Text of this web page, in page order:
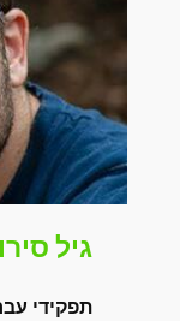
גיל
תפקידי